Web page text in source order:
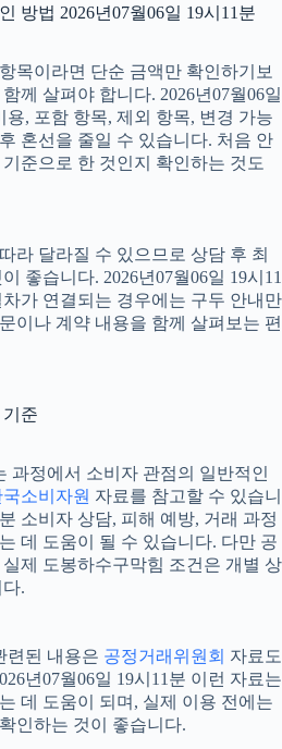
방법 2026년07월06일 19시11분
목이라면 단순 금액만 확인하기보
께 살펴야 합니다. 2026년07월06일
용, 포함 항목, 제외 항목, 변경 가능
혼선을 줄일 수 있습니다. 처음 안
준으로 한 것인지 확인하는 것도
라 달라질 수 있으므로 상담 후 최
좋습니다. 2026년07월06일 19시11
가 연결되는 경우에는 구두 안내만
이나 계약 내용을 함께 살펴보는 편
준
과정에서 소비자 관점의 일반적인
국소비자원 자료를 참고할 수 있습니
소비자 상담, 피해 예방, 거래 과정
데 도움이 될 수 있습니다. 다만 공
제 도봉하수구막힘 조건은 개별 상
.
련된 내용은 공정거래위원회 자료도
년07월06일 19시11분 이런 자료는
데 도움이 되며, 실제 이용 전에는
인하는 것이 좋습니다.